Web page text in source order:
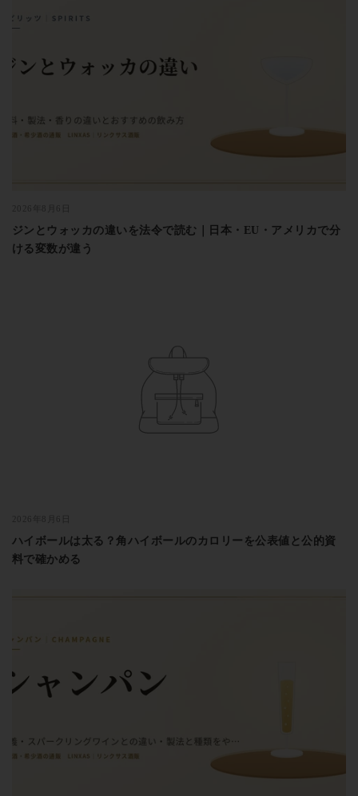
ジンとウォッカの違いを法令で読む｜日本・EU・アメリカで分
ける変数が違う
ハイボールは太る？角ハイボールのカロリーを公表値と公的資
料で確かめる